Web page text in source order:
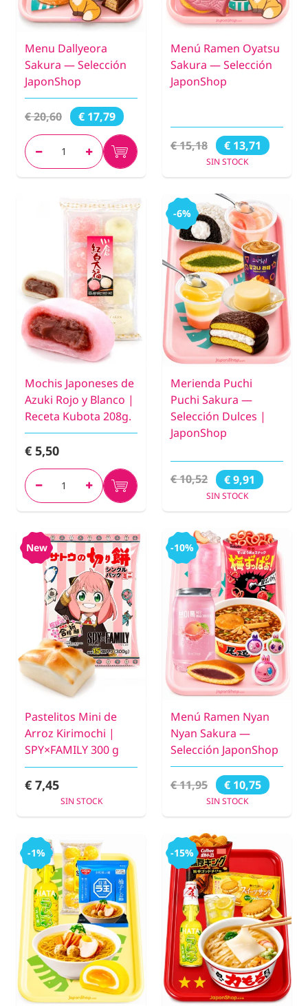
Menu Dallyeora
Sakura — Selección
JaponShop
€ 20,60 € 17,79
Menú Ramen Oyatsu
Sakura — Selección
JaponShop
€ 15,18 € 13,71
SIN STOCK
Mochis Japoneses de
Azuki Rojo y Blanco |
Receta Kubota 208g.
€ 5,50
-6%
Merienda Puchi
Puchi Sakura —
Selección Dulces |
JaponShop
€ 10,52 € 9,91
SIN STOCK
New
Pastelitos Mini de
Arroz Kirimochi |
SPY×FAMILY 300 g
€ 7,45
SIN STOCK
-10%
Menú Ramen Nyan
Nyan Sakura —
Selección JaponShop
€ 11,95 € 10,75
SIN STOCK
-1% -15%